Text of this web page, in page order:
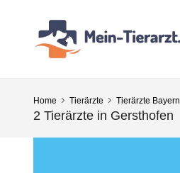
Home Tierärzte Tierärzte Bayern
2 Tierärzte in Gersthofen